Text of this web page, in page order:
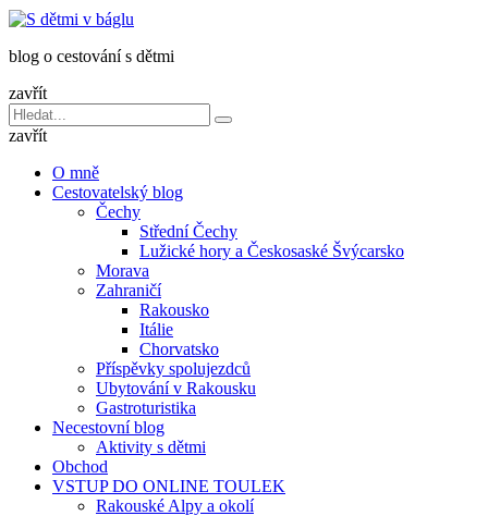
v
blog o cestování s dětmi
zavřít
Vyhledávání
pro:
Hledat
zavřít
O mně
Cestovatelský blog
Čechy
Střední Čechy
Lužické hory a Českosaské Švýcarsko
Morava
Zahraničí
Rakousko
Itálie
Chorvatsko
Příspěvky spolujezdců
Ubytování v Rakousku
Gastroturistika
Necestovní blog
Aktivity s dětmi
Obchod
VSTUP DO ONLINE TOULEK
Rakouské Alpy a okolí